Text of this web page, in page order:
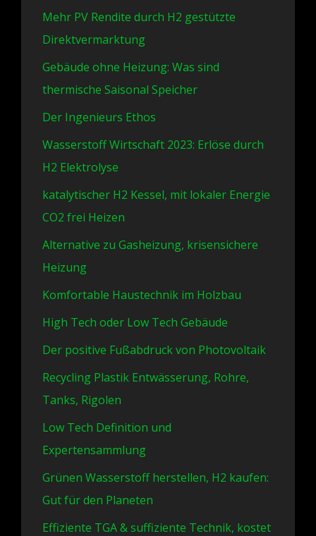
Mehr PV Rendite durch H2 gestützte
Direktvermarktung
Gebäude ohne Heizung: Was sind
thermische Saisonal Speicher
Der Ingenieurs Ethos
Wasserstoff Wirtschaft 2023: Erlöse durch
H2 Elektrolyse
katalytischer H2 Kessel, mit lokaler Energie
CO2 frei Heizen
Alternative zu Gasheizung, krisensichere
Heizung
Komfortable Haustechnik im Holzbau
High Tech oder Low Tech Gebäude
Der positive Fußabdruck von Photovoltaik
Recycling Plastik Entwässerung, Rohre,
Tanks, Rigolen
Low Tech Definition und
Expertensammlung
Grünen Wasserstoff herstellen, H2 kaufen:
Gut für den Planeten
Effiziente TGA & suffiziente Technik, kostet